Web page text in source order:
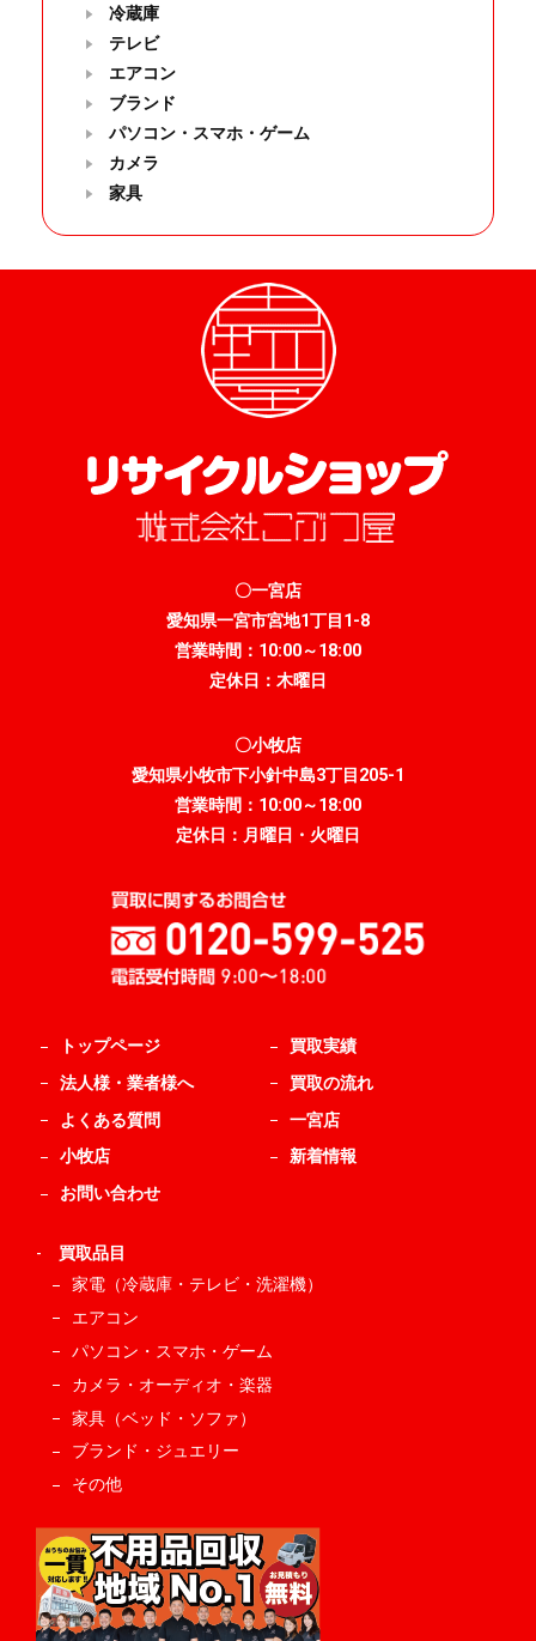
冷蔵庫
テレビ
エアコン
ブランド
パソコン・スマホ・ゲーム
カメラ
家具
〇一宮店
愛知県一宮市宮地1丁目1-8
営業時間：10:00～18:00
定休日：木曜日
〇小牧店
愛知県小牧市下小針中島3丁目205-1
営業時間：10:00～18:00
定休日：月曜日・火曜日
トップページ
買取実績
法人様・業者様へ
買取の流れ
よくある質問
一宮店
小牧店
新着情報
お問い合わせ
- 買取品目
家電（冷蔵庫・テレビ・洗濯機）
エアコン
パソコン・スマホ・ゲーム
カメラ・オーディオ・楽器
家具（ベッド・ソファ）
ブランド・ジュエリー
その他